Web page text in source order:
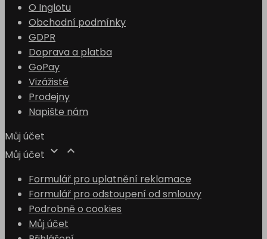
O Inglotu
Obchodní podmínky
GDPR
Doprava a platba
GoPay
Vizážisté
Prodejny
Napište nám
Můj účet
Můj účet  
Formulář pro uplatnění reklamace
Formulář pro odstoupení od smlouvy
Podrobně o cookies
Můj účet